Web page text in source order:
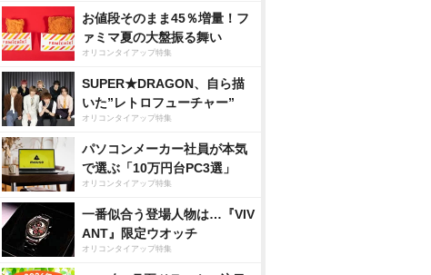
お値段そのまま45％増量！フ
ァミマ夏の大盤振る舞い
オリコンタイアップ特集
SUPER★DRAGON、自ら描
いた”レトロフューチャー”
オリコンタイアップ特集
パソコンメーカー社員が本気
で選ぶ「10万円台PC3選」
オリコンタイアップ特集
一番似合う登場人物は…『VIV
ANT』限定ウオッチ
オリコンタイアップ特集